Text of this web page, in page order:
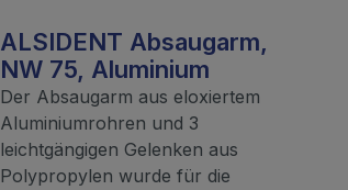
ALSIDENT Absaugarm,
NW 75, Aluminium
Der Absaugarm aus eloxiertem
Aluminiumrohren und 3
leichtgängigen Gelenken aus
Polypropylen wurde für die